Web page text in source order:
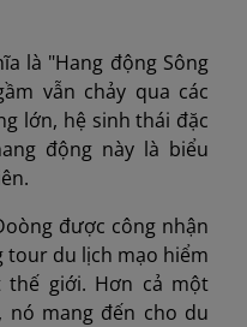
là "Hang động Sông
vẫn chảy qua các
lớn, hệ sinh thái đặc
động này là biểu
được công nhận
du lịch mạo hiểm
thế giới. Hơn cả một
nó mang đến cho du